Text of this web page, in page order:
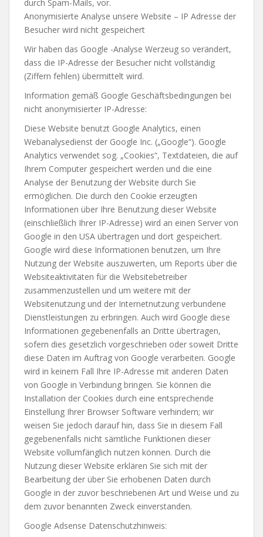
durch Spam-Mails, vor.
Anonymisierte Analyse unsere Website – IP Adresse der
Besucher wird nicht gespeichert
Wir haben das Google -Analyse Werzeug so verändert,
dass die IP-Adresse der Besucher nicht vollständig
(Ziffern fehlen) übermittelt wird.
Information gemäß Google Geschäftsbedingungen bei
nicht anonymisierter IP-Adresse:
Diese Website benutzt Google Analytics, einen
Webanalysedienst der Google Inc. („Google“). Google
Analytics verwendet sog. „Cookies“, Textdateien, die auf
Ihrem Computer gespeichert werden und die eine
Analyse der Benutzung der Website durch Sie
ermöglichen. Die durch den Cookie erzeugten
Informationen über Ihre Benutzung dieser Website
(einschließlich Ihrer IP-Adresse) wird an einen Server von
Google in den USA übertragen und dort gespeichert.
Google wird diese Informationen benutzen, um Ihre
Nutzung der Website auszuwerten, um Reports über die
Websiteaktivitäten für die Websitebetreiber
zusammenzustellen und um weitere mit der
Websitenutzung und der Internetnutzung verbundene
Dienstleistungen zu erbringen. Auch wird Google diese
Informationen gegebenenfalls an Dritte übertragen,
sofern dies gesetzlich vorgeschrieben oder soweit Dritte
diese Daten im Auftrag von Google verarbeiten. Google
wird in keinem Fall Ihre IP-Adresse mit anderen Daten
von Google in Verbindung bringen. Sie können die
Installation der Cookies durch eine entsprechende
Einstellung Ihrer Browser Software verhindern; wir
weisen Sie jedoch darauf hin, dass Sie in diesem Fall
gegebenenfalls nicht sämtliche Funktionen dieser
Website vollumfänglich nutzen können. Durch die
Nutzung dieser Website erklären Sie sich mit der
Bearbeitung der über Sie erhobenen Daten durch
Google in der zuvor beschriebenen Art und Weise und zu
dem zuvor benannten Zweck einverstanden.
Google Adsense Datenschutzhinweis: